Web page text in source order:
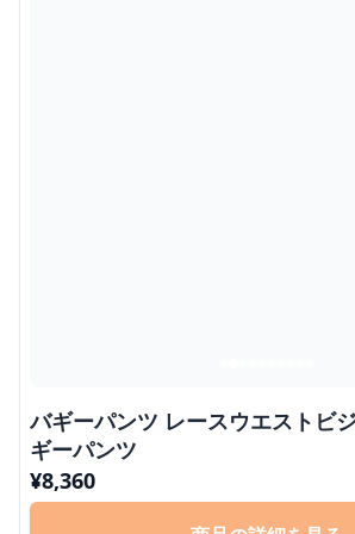
バギーパンツ レースウエストビ
ギーパンツ
¥8,360